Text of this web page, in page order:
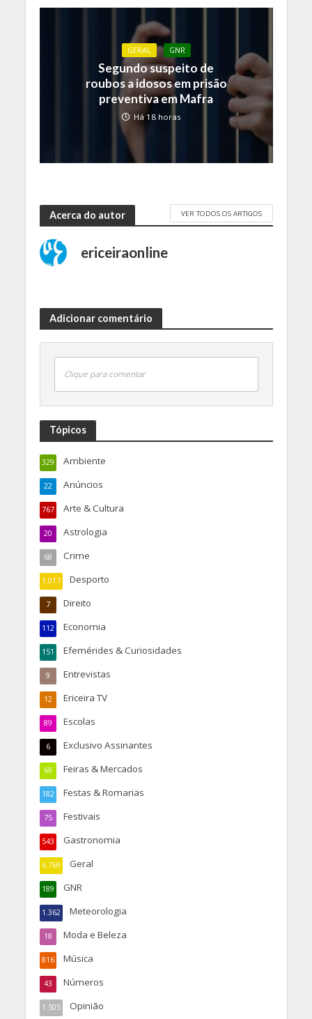
GERAL GNR
Segundo suspeito de
roubos a idosos em prisão
preventiva em Mafra
Há 18 horas
Acerca do autor VER TODOS OS ARTIGOS
ericeiraonline
Adicionar comentário
Clique para comentar
Tópicos
Ambiente
329
Anúncios
22
Arte & Cultura
767
Astrologia
20
Crime
68
Desporto
1.017
Direito
7
Economia
112
Efemérides & Curiosidades
151
Entrevistas
9
Ericeira TV
12
Escolas
89
Exclusivo Assinantes
6
Feiras & Mercados
69
Festas & Romarias
182
Festivais
75
Gastronomia
543
Geral
6.769
GNR
189
Meteorologia
1.362
Moda e Beleza
18
Música
816
Números
43
Opinião
1.505